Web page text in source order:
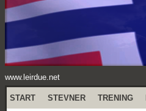
www.leirdue.net
START STEVNER TRENING